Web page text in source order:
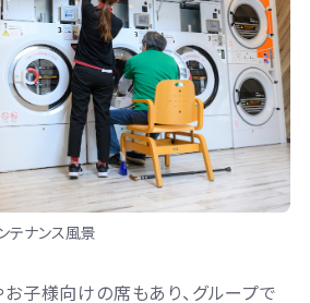
テナンス風景
子様向けの席もあり、グループで